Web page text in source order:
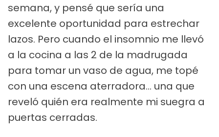
semana, y pensé que sería una
excelente oportunidad para estrechar
lazos. Pero cuando el insomnio me llevó
a la cocina a las 2 de la madrugada
para tomar un vaso de agua, me topé
con una escena aterradora... una que
reveló quién era realmente mi suegra a
puertas cerradas.